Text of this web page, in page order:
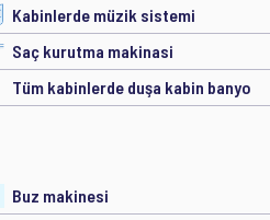
Kabinlerde müzik sistemi
Saç kurutma makinasi
Tüm kabinlerde duşa kabin banyo
Buz makinesi